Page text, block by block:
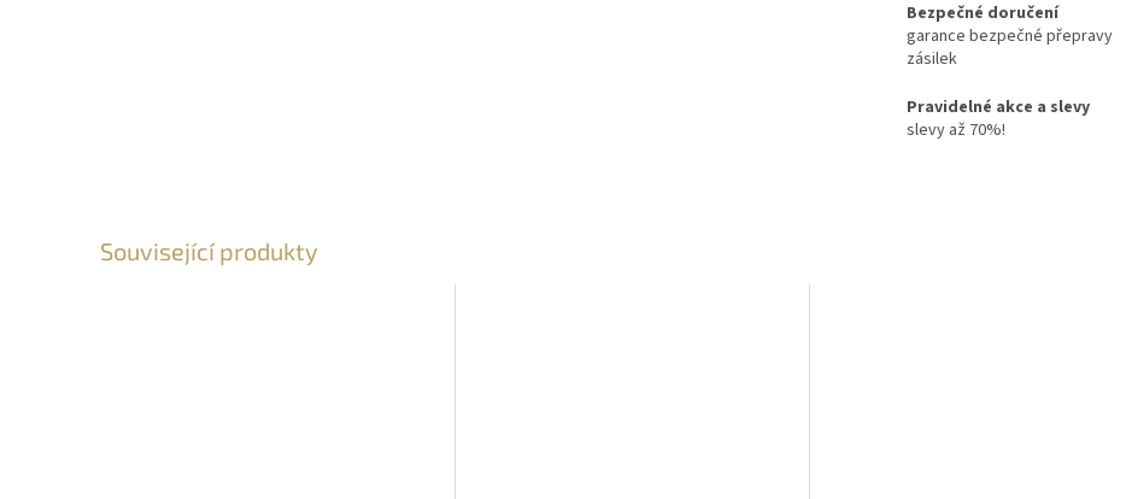
Bezpečné doručení
garance bezpečné přepravy
zásilek
Pravidelné akce a slevy
slevy až 70%!
Související produkty